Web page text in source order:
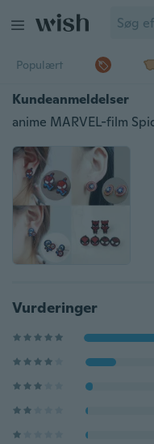
Populært
Kundeanmeldelser
Vurderinger